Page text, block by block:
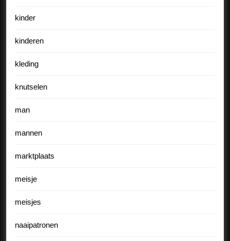
kinder
kinderen
kleding
knutselen
man
mannen
marktplaats
meisje
meisjes
naaipatronen